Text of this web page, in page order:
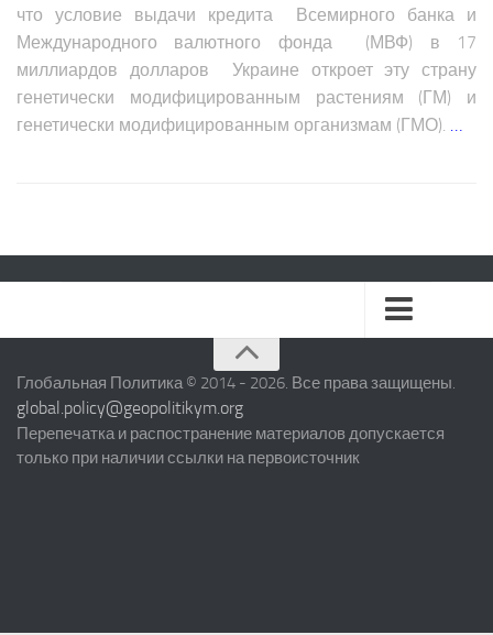
что условие выдачи кредита Всемирного банка и
Международного валютного фонда (МВФ) в 17
миллиардов долларов Украине откроет эту страну
генетически модифицированным растениям (ГМ) и
генетически модифицированным организмам (ГМО). …
БЛИЖНИЙ ВОСТОК
ЕВРОПЕЙСКИЙ СОЮЗ
СЕВЕРНАЯ АМЕРИКА
Глобальная Политика © 2014 - 2026. Все права защищены.
global.policy@geopolitikym.org
Перепечатка и распостранение материалов допускается
только при наличии ссылки на первоисточник